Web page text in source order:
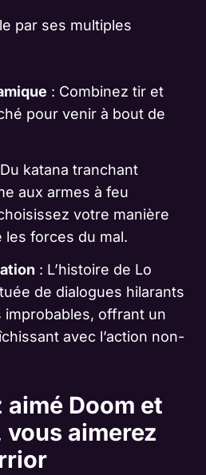
par ses multiples
: Combinez tir et
pour venir à bout de
katana tranchant
aux armes à feu
votre manière
forces du mal.
: L’histoire de Lo
de dialogues hilarants
improbables, offrant un
avec l’action non-
aimé Doom et
aimerez